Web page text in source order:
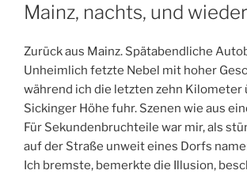
AM
Mainz, nachts, und
Zurück aus Mainz. Spätabendliche
Unheimlich fetzte Nebel mit hoher
während ich die letzten zehn Kilometer
Sickinger Höhe fuhr. Szenen wie aus
Für Sekundenbruchteile war mir, als
auf der Straße unweit eines Dorfs
Ich bremste, bemerkte die Illusion,